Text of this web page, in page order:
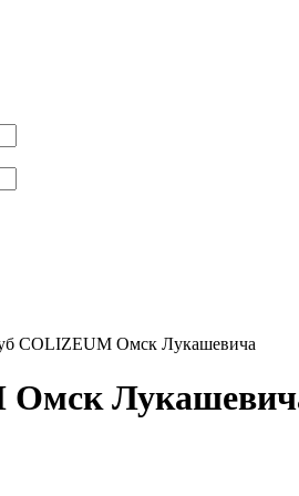
COLIZEUM Омск Лукашевича
Омск